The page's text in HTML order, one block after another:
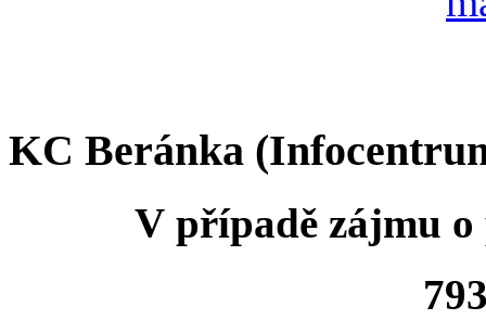
KC Beránka
V případě zájmu